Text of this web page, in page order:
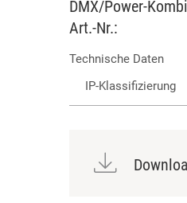
DMX/Power-
Art.-Nr.:
Technische Daten
IP-Klassifizierung